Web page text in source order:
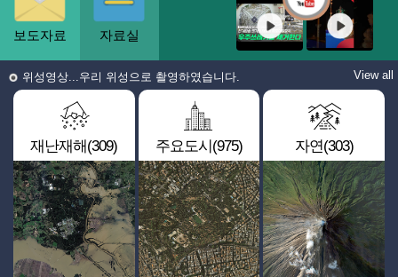
보도자료 자료실
위성영상...우리 위성으로 촬영하였습니다. View all
재난재해(309) 주요도시(975) 자연(303)